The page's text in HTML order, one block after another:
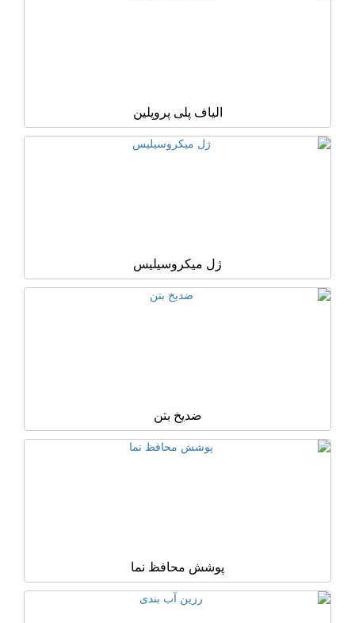
الیاف پلی پروپلین
ژل میکروسیلیس
ضدیخ بتن
پوشش محافظ نما